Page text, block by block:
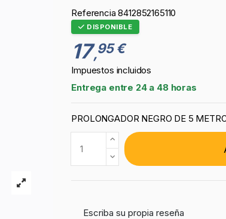
Referencia 8412852165110
DISPONIBLE
17,95 €
Impuestos incluidos
Entrega entre 24 a 48 horas
PROLONGADOR NEGRO DE 5
Escriba su propia reseña